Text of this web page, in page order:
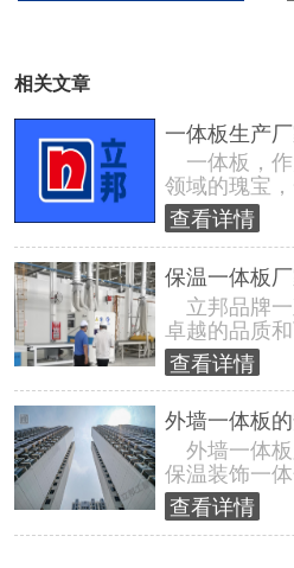
相关文章
一体板，
领域的瑰宝
费者和业内人
随着市场需求
大，一体板
查看详情
立邦品牌
卓越的品质
于世，特别是
一体板领域，
备受青睐。
查看详情
外墙一体
保温装饰一
保温与装饰于
材料，主要的
护外墙、装
查看详情